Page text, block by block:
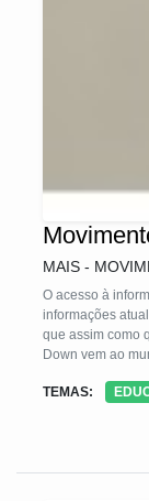
MAIS -
O acesso à
informações
que assim como
Down vem ao
apoiadas pela
TEMAS: